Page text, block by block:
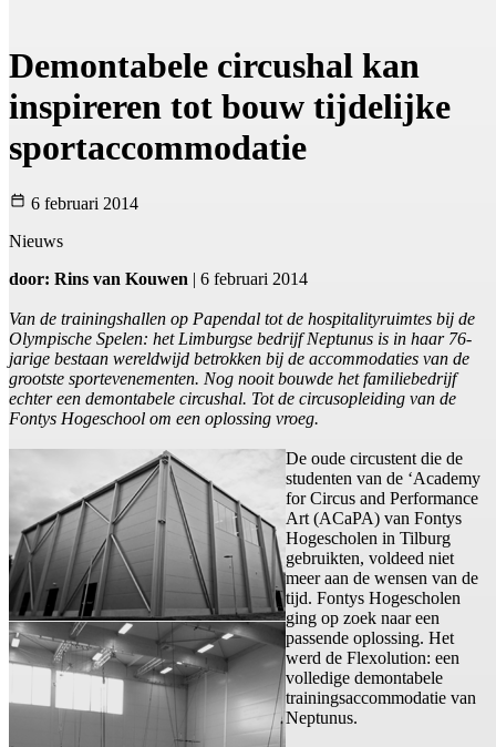
Demontabele circushal kan
inspireren tot bouw tijdelijke
sportaccommodatie
6 februari 2014
Nieuws
door: Rins van Kouwen | 6 februari 2014
Van de trainingshallen op Papendal tot de hospitalityruimtes bij de
Olympische Spelen: het Limburgse bedrijf Neptunus is in haar 76-
jarige bestaan wereldwijd betrokken bij de accommodaties van de
grootste sportevenementen. Nog nooit bouwde het familiebedrijf
echter een demontabele circushal. Tot de circusopleiding van de
Fontys Hogeschool om een oplossing vroeg.
De oude circustent die de
studenten van de ‘Academy
for Circus and Performance
Art (ACaPA) van Fontys
Hogescholen in Tilburg
gebruikten, voldeed niet
meer aan de wensen van de
tijd. Fontys Hogescholen
ging op zoek naar een
passende oplossing. Het
werd de Flexolution: een
volledige demontabele
trainingsaccommodatie van
Neptunus.